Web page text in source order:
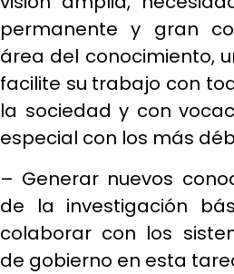
permanente y gran
área del conocimiento,
facilite su trabajo con
la sociedad y con
especial con los más
– Generar nuevos
de la investigación
colaborar con los
de gobierno en esta